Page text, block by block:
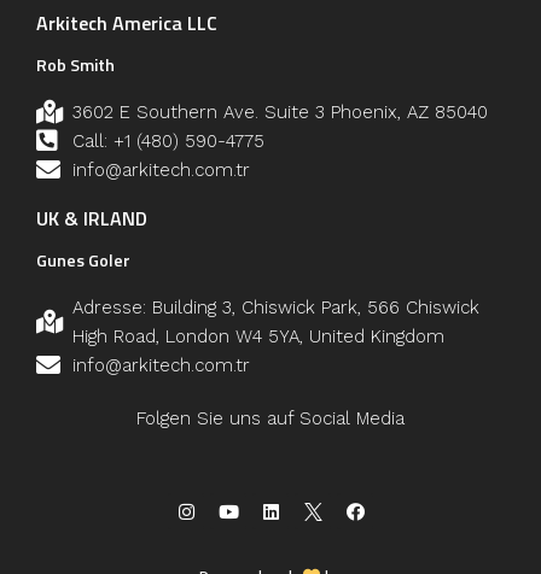
Arkitech America LLC
Rob Smith
3602 E Southern Ave. Suite 3 Phoenix, AZ 85040
Call: +1 (480) 590-4775
info@arkitech.com.tr
UK & IRLAND
Gunes Goler
Adresse: Building 3, Chiswick Park, 566 Chiswick
High Road, London W4 5YA, United Kingdom
info@arkitech.com.tr
Folgen Sie uns auf Social Media